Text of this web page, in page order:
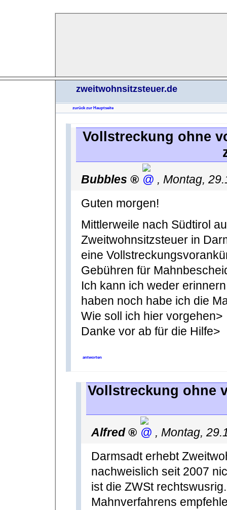
zweitwohnsitzsteuer.de
zurück zur Hauptseite
Vollstreckung ohne
Bubbles , Montag,
Guten morgen!
Mittlerweile nach Südtirol
Zweitwohnsitzsteuer in
eine
Gebühren für
Ich kann ich weder
haben noch habe ich die
Wie soll ich hier vorgehen>
Danke vor ab für die Hilfe>
antworten
Vollstreckung ohne
Alfred , Montag,
Darmsadt erhebt
nachweislich seit 2007
ist die ZWSt
Mahnverfahrens